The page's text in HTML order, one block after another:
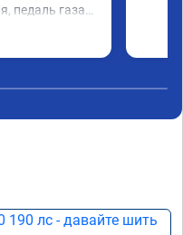
педаль газа
разгон тоже
вреда это не